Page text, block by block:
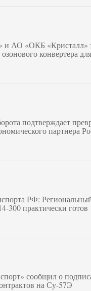
и АО «ОКБ «Кристалл»
конвертера
подтверждает
партнера
РФ:
300 практически готов
сообщил о
на Су-57Э